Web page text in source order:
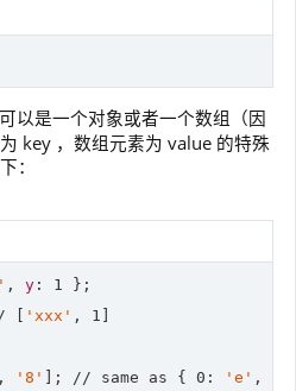
以是一个对象或者一个数组（因
key ，数组元素为 value 的特殊
：
, y : 1 };
'xxx' , 1
, '8' ]; // same as { 0 : 'e' ,